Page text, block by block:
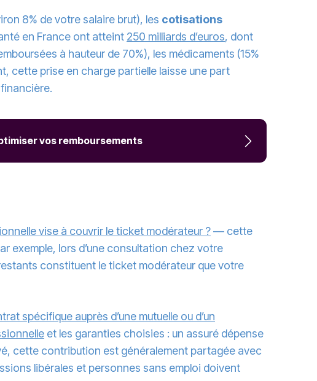
8% de votre salaire brut), les cotisations
en France ont atteint 250 milliards d’euros, dont
à hauteur de 70%), les médicaments (15%
cette prise en charge partielle laisse une part
vos remboursements
vise à couvrir le ticket modérateur ?— cette
exemple, lors d’une consultation chez votre
constituent le ticket modérateur que votre
spécifique auprès d’une mutuelle ou d’un
et les garanties choisies : un assuré dépense
cette contribution est généralement partagée avec
libérales et personnes sans emploi doivent